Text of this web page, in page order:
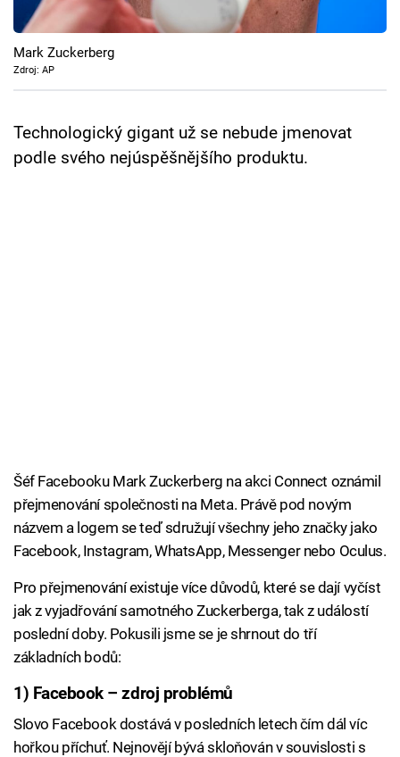
Cool Esport
Pořady
Sledujte prima+
Mark Zuckerberg
Zdroj: AP
Technologický gigant už se nebude jmenovat
podle svého nejúspěšnějšího produktu.
Šéf Facebooku Mark Zuckerberg na akci Connect oznámil
přejmenování společnosti na Meta. Právě pod novým
názvem a logem se teď sdružují všechny jeho značky jako
Facebook, Instagram, WhatsApp, Messenger nebo Oculus.
Pro přejmenování existuje více důvodů, které se dají vyčíst
jak z vyjadřování samotného Zuckerberga, tak z událostí
poslední doby. Pokusili jsme se je shrnout do tří
základních bodů:
1) Facebook – zdroj problémů
Slovo Facebook dostává v posledních letech čím dál víc
hořkou příchuť. Nejnovějí bývá skloňován v souvislosti s